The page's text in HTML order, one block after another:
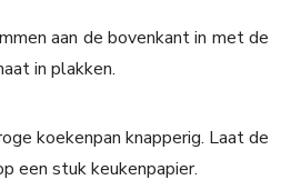
aan de bovenkant in met de
in plakken.
koekenpan knapperig. Laat de
een stuk keukenpapier.